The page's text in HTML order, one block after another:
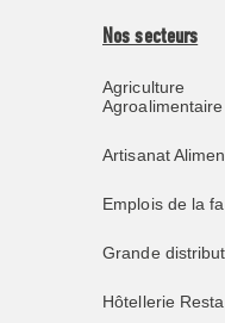
Nos secteurs
Agriculture
Agroalimentaire
Artisanat
Emplois de la
Grande
Hôtellerie